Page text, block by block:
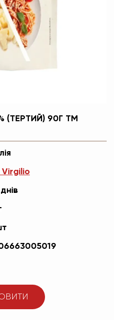
(ТЕРТИЙ) 90Г TM
Virgilio